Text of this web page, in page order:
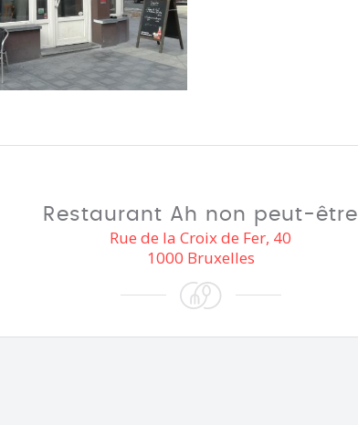
Restaurant Ah non peut-être
Rue de la Croix de Fer, 40
1000 Bruxelles